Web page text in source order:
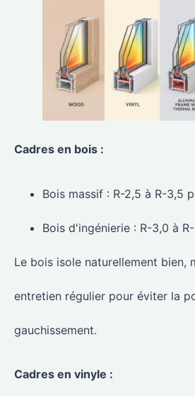
Cadres en bois :
Bois massif : R-2,5 à R-3,5
Bois d'ingénierie : R-3,0 à
Le bois isole naturellement bien,
entretien régulier pour éviter la
gauchissement.
Cadres en vinyle :